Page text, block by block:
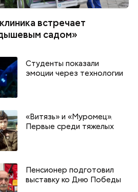
встречает
садом»
Студенты показали
эмоции через технологии
«Витязь» и «Муромец».
Первые среди тяжелых
Пенсионер подготовил
выставку ко Дню Победы